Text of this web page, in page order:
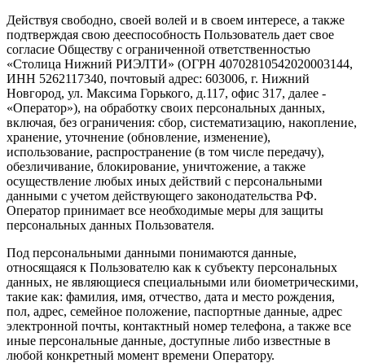
Действуя свободно, своей волей и в своем интересе, а также
подтверждая свою дееспособность Пользователь дает свое
согласие Обществу с ограниченной ответственностью
«Столица Нижний РИЭЛТИ» (ОГРН 40702810542020003144,
ИНН 5262117340, почтовый адрес: 603006, г. Нижний
Новгород, ул. Максима Горького, д.117, офис 317, далее -
«Оператор»), на обработку своих персональных данных,
включая, без ограничения: сбор, систематизацию, накопление,
хранение, уточнение (обновление, изменение),
использование, распространение (в том числе передачу),
обезличивание, блокирование, уничтожение, а также
осуществление любых иных действий с персональными
данными с учетом действующего законодательства РФ.
Оператор принимает все необходимые меры для защиты
персональных данных Пользователя.
Под персональными данными понимаются данные,
относящаяся к Пользователю как к субъекту персональных
данных, не являющиеся специальными или биометрическими,
такие как: фамилия, имя, отчество, дата и место рождения,
пол, адрес, семейное положение, паспортные данные, адрес
электронной почты, контактный номер телефона, а также все
иные персональные данные, доступные либо известные в
любой конкретный момент времени Оператору.